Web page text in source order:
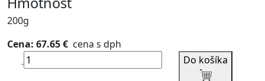
200g
Cena: 67.65 € cena s dph
Do košíka